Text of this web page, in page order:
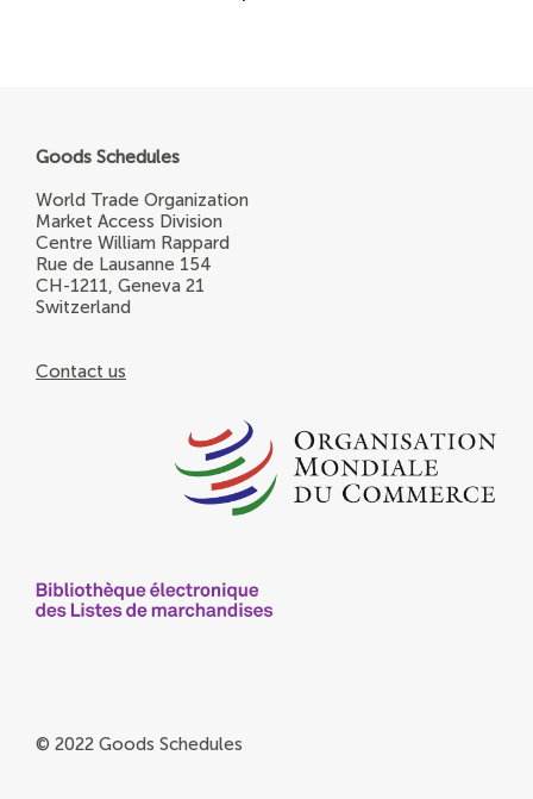
Goods Schedules
World Trade Organization
Market Access Division
Centre William Rappard
Rue de Lausanne 154
CH-1211, Geneva 21
Switzerland
Contact us
© 2022 Goods Schedules